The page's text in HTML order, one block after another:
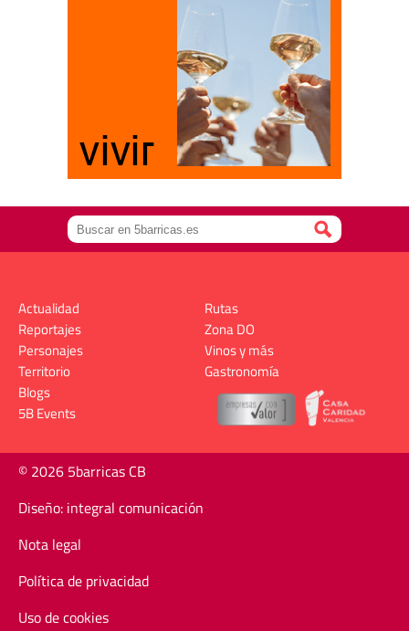
Actualidad
Reportajes
Personajes
Territorio
Rutas
Zona DO
Vinos y más
Gastronomía
Blogs
5B Events
© 2026 5barricas CB
Diseño: integral comunicación
Nota legal
Política de privacidad
Uso de cookies